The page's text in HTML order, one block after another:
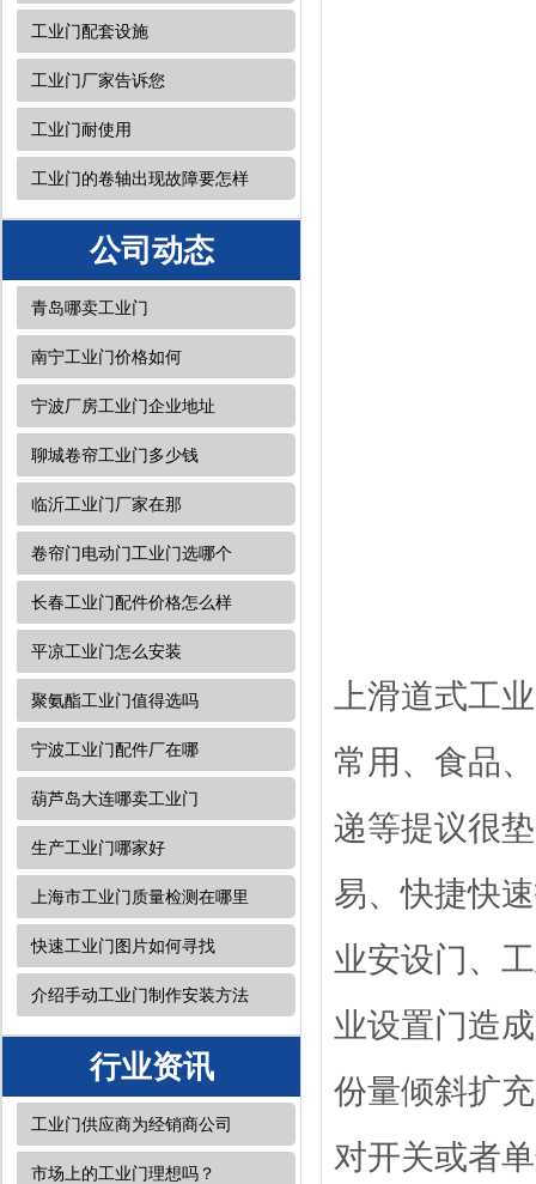
工业门配套设施
工业门厂家告诉您
工业门耐使用
工业门的卷轴出现故障要怎样
公司动态
青岛哪卖工业门
南宁工业门价格如何
宁波厂房工业门企业地址
聊城卷帘工业门多少钱
临沂工业门厂家在那
卷帘门电动门工业门选哪个
长春工业门配件价格怎么样
平凉工业门怎么安装
聚氨酯工业门值得选吗
宁波工业门配件厂在哪
葫芦岛大连哪卖工业门
生产工业门哪家好
上海市工业门质量检测在哪里
快速工业门图片如何寻找
介绍手动工业门制作安装方法
行业资讯
工业门供应商为经销商公司
市场上的工业门理想吗？
上滑道式工
常用、食品
递等提议很
易、快捷快
业安设门、
业设置门造
份量倾斜扩
对开关或者